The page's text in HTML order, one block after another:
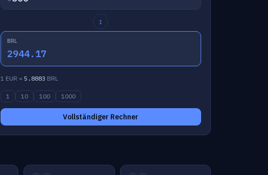
↕
BRL
2944.17
1 EUR = 5.8883 BRL
1 10 100 1000
Vollständiger Rechner